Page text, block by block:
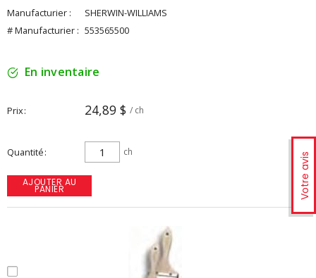
Votre avis
Manufacturier :
SHERWIN-WILLIAMS
# Manufacturier : 553565500
En inventaire
Prix 24,89 $ / ch
Quantité ch
AJOUTER AU
PANIER